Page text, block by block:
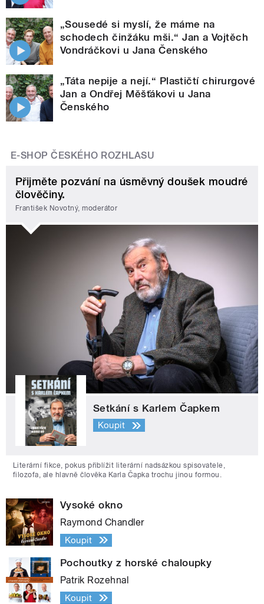
„Sousedé si myslí, že máme na
schodech činžáku mši.“ Jan a Vojtěch
Vondráčkovi u Jana Čenského
„Táta nepije a nejí.“ Plastičtí chirurgové
Jan a Ondřej Měšťákovi u Jana
Čenského
E-SHOP ČESKÉHO ROZHLASU
Přijměte pozvání na úsměvný doušek moudré
člověčiny.
František Novotný, moderátor
Setkání s Karlem Čapkem
Koupit
Literární fikce, pokus přiblížit literární nadsázkou spisovatele,
filozofa, ale hlavně člověka Karla Čapka trochu jinou formou.
Vysoké okno
Raymond Chandler
Koupit
Pochoutky z horské chaloupky
Patrik Rozehnal
Koupit